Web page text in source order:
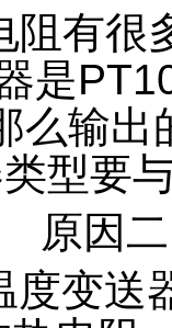
阻有很
是
么输
型要
原因
度变送